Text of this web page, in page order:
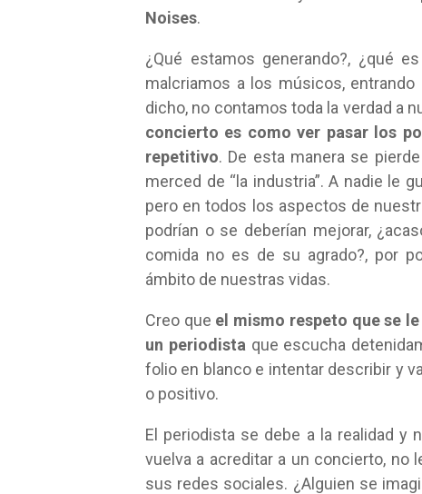
Noises.
¿Qué estamos generando?, ¿qué
malcriamos a los músicos,
dicho, no contamos toda la verdad a
concierto es como ver pasar los
repetitivo. De esta manera se
merced de “la industria”. A nadie le
pero en todos los aspectos de
podrían o se deberían mejorar,
comida no es de su agrado?, por
ámbito de nuestras vidas.
Creo que el mismo respeto que se
un periodista que escucha
folio en blanco e intentar describir y
o positivo.
El periodista se debe a la realidad y
vuelva a acreditar a un concierto, no
sus redes sociales. ¿Alguien se